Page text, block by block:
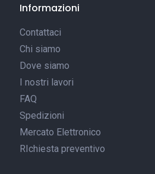
Informazioni
Contattaci
Chi siamo
Dove siamo
I nostri lavori
FAQ
Spedizioni
Mercato Elettronico
RIchiesta preventivo